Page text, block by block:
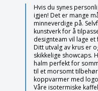
Hvis du synes
igjen! Det er mange
minneverdige på.
kunstverk for å
designteam vil lage et
Ditt utvalg av krus er
skikkelige showcaps.
halm perfekt for
til et morsomt
koppvarmer med
Våre isotermiske